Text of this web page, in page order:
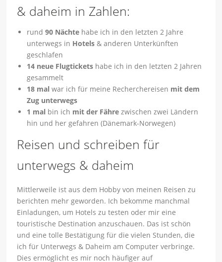
& daheim in Zahlen:
rund90 Nächte habe ich in den letzten 2 Jahre
unterwegs in Hotels & anderen Unterkünften
geschlafen
14 neue Flugtickets habe ich in den letzten 2 Jahren
gesammelt
18 mal war ich für meine Recherchereisen mit dem
Zug unterwegs
1 mal bin ich mit der Fähre zwischen zwei Ländern
hin und her gefahren (Dänemark-Norwegen)
Reisen und schreiben für
unterwegs & daheim
Mittlerweile ist aus dem Hobby von meinen Reisen zu
berichten mehr geworden. Ich bekomme manchmal
Einladungen, um Hotels zu testen oder mir eine
touristische Destination anzuschauen. Das ist schön
und eine tolle Bestätigung für die vielen Stunden, die
ich für Unterwegs & Daheim am Computer verbringe.
Dies ermöglicht es mir noch häufiger auf